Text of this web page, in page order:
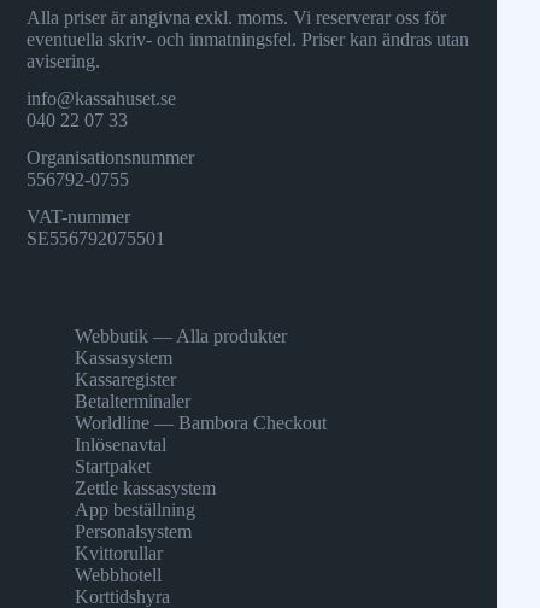
Alla priser är angivna exkl. moms. Vi reserverar oss för
eventuella skriv- och inmatningsfel. Priser kan ändras utan
avisering.
info@kassahuset.se
040 22 07 33
Organisationsnummer
556792-0755
VAT-nummer
SE556792075501
Webbutik — Alla produkter
Kassasystem
Kassaregister
Betalterminaler
Worldline — Bambora Checkout
Inlösenavtal
Startpaket
Zettle kassasystem
App beställning
Personalsystem
Kvittorullar
Webbhotell
Korttidshyra